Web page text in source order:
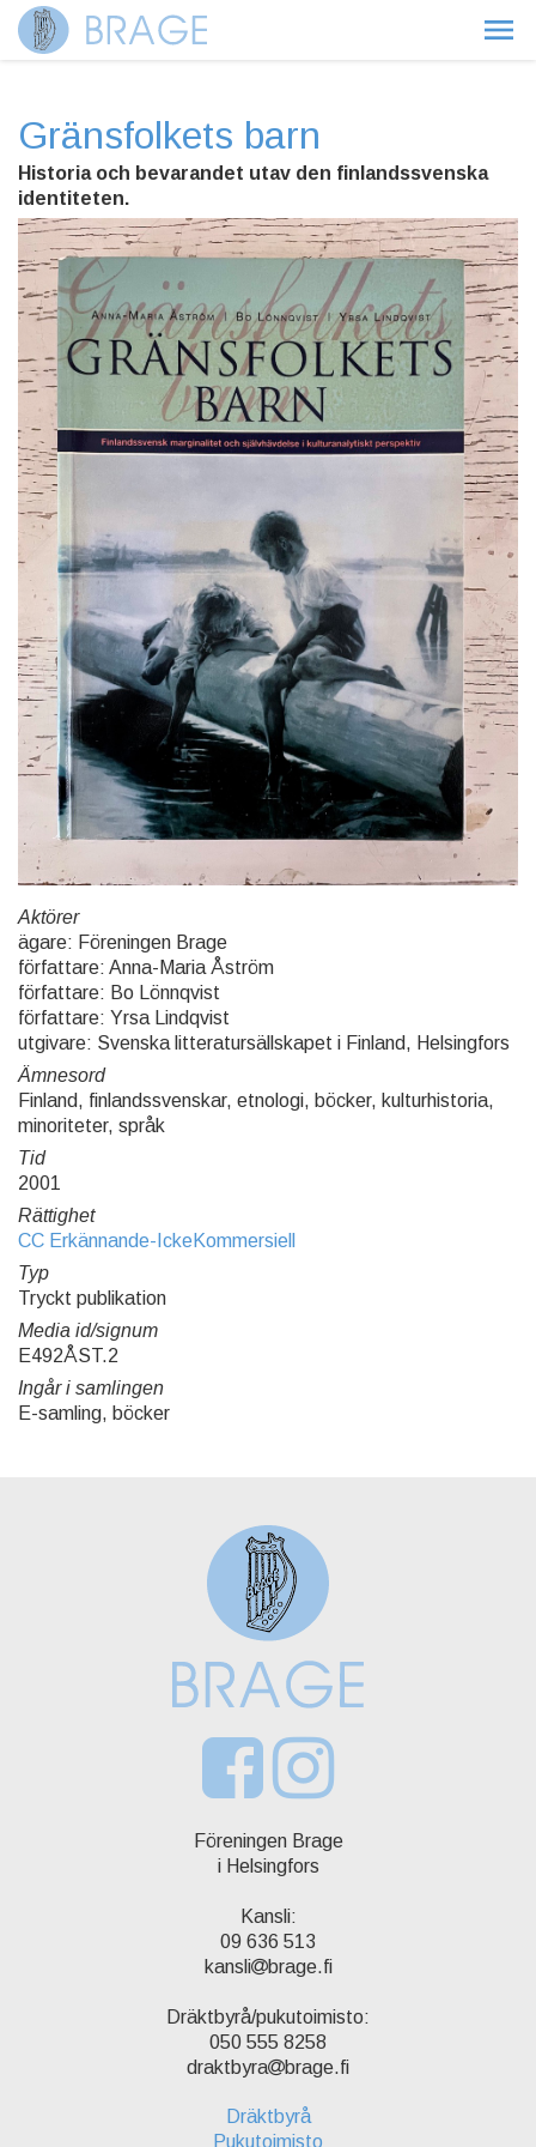
Gränsfolkets barn
Historia och bevarandet utav den finlandssvenska
identiteten.
Aktörer
ägare: Föreningen Brage
författare: Anna-Maria Åström
författare: Bo Lönnqvist
författare: Yrsa Lindqvist
utgivare: Svenska litteratursällskapet i Finland, Helsingfors
Ämnesord
Finland, finlandssvenskar, etnologi, böcker, kulturhistoria,
minoriteter, språk
Tid
2001
Rättighet
CC Erkännande-IckeKommersiell
Typ
Tryckt publikation
Media id/signum
E492ÅST.2
Ingår i samlingen
E-samling, böcker
Föreningen Brage
i Helsingfors
Kansli:
09 636 513
kansli
brage.fi
Dräktbyrå/pukutoimisto:
050 555 8258
draktbyra
brage.fi
Dräktbyrå
Pukutoimisto